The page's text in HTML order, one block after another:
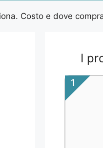
Costo e dove
I
1